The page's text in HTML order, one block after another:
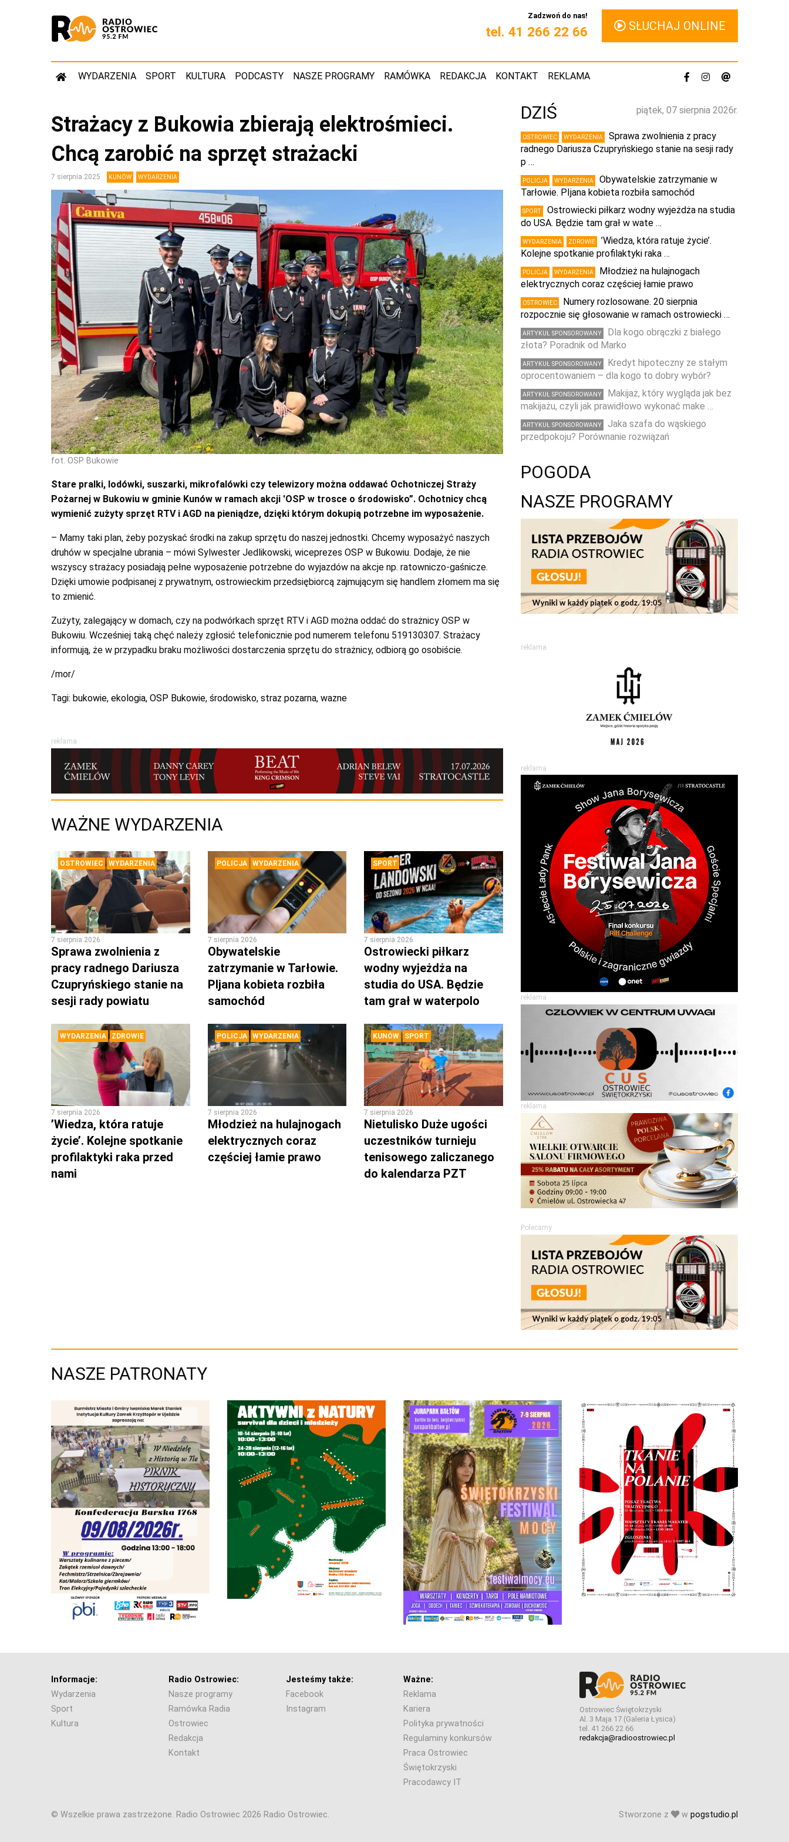
Zadzwoń do nas!
tel. 41 266 22 66 SŁUCHAJ ONLINE
WYDARZENIA SPORT KULTURA PODCASTY NASZE PROGRAMY RAMÓWKA REDAKCJA KONTAKT REKLAMA
Strażacy z Bukowia zbierają elektrośmieci.
Chcą zarobić na sprzęt strażacki
7 sierpnia 2025 KUNÓW WYDARZENIA
fot. OSP Bukowie
Stare pralki, lodówki, suszarki, mikrofalówki czy telewizory można oddawać Ochotniczej Straży
Pożarnej w Bukowiu w gminie Kunów w ramach akcji 'OSP w trosce o środowisko”. Ochotnicy chcą
wymienić zużyty sprzęt RTV i AGD na pieniądze, dzięki którym dokupią potrzebne im wyposażenie.
– Mamy taki plan, żeby pozyskać środki na zakup sprzętu do naszej jednostki. Chcemy wyposażyć naszych
druhów w specjalne ubrania – mówi Sylwester Jedlikowski, wiceprezes OSP w Bukowiu. Dodaje, że nie
wszyscy strażacy posiadają pełne wyposażenie potrzebne do wyjazdów na akcje np. ratowniczo-gaśnicze.
Dzięki umowie podpisanej z prywatnym, ostrowieckim przedsiębiorcą zajmującym się handlem złomem ma się
to zmienić.
Zużyty, zalegający w domach, czy na podwórkach sprzęt RTV i AGD można oddać do strażnicy OSP w
Bukowiu. Wcześniej taką chęć należy zgłosić telefonicznie pod numerem telefonu 519130307. Strażacy
informują, że w przypadku braku możliwości dostarczenia sprzętu do strażnicy, odbiorą go osobiście.
/mor/
Tagi: bukowie, ekologia, OSP Bukowie, środowisko, straz pozarna, wazne
reklama
WAŻNE WYDARZENIA
OSTROWIEC WYDARZENIA
7 sierpnia 2026
Sprawa zwolnienia z
pracy radnego Dariusza
Czupryńskiego stanie na
sesji rady powiatu
POLICJA WYDARZENIA
7 sierpnia 2026
Obywatelskie
zatrzymanie w Tarłowie.
PIjana kobieta rozbiła
samochód
SPORT
7 sierpnia 2026
Ostrowiecki piłkarz
wodny wyjeżdża na
studia do USA. Będzie
tam grał w waterpolo
WYDARZENIA ZDROWIE
7 sierpnia 2026
’Wiedza, która ratuje
życie’. Kolejne spotkanie
profilaktyki raka przed
nami
POLICJA WYDARZENIA
7 sierpnia 2026
Młodzież na hulajnogach
elektrycznych coraz
częściej łamie prawo
KUNÓW SPORT
7 sierpnia 2026
Nietulisko Duże ugości
uczestników turnieju
tenisowego zaliczanego
do kalendarza PZT
piątek, 07 sierpnia 2026r.
DZIŚ
OSTROWIEC WYDARZENIA
Sprawa zwolnienia z pracy
radnego Dariusza Czupryńskiego stanie na sesji rady
p …
POLICJA WYDARZENIA
Obywatelskie zatrzymanie w
Tarłowie. PIjana kobieta rozbiła samochód
SPORT
Ostrowiecki piłkarz wodny wyjeżdża na studia
do USA. Będzie tam grał w wate …
WYDARZENIA ZDROWIE
’Wiedza, która ratuje życie’.
Kolejne spotkanie profilaktyki raka …
POLICJA WYDARZENIA
Młodzież na hulajnogach
elektrycznych coraz częściej łamie prawo
OSTROWIEC
Numery rozlosowane. 20 sierpnia
rozpocznie się głosowanie w ramach ostrowiecki …
ARTYKUŁ SPONSOROWANY
Dla kogo obrączki z białego
złota? Poradnik od Marko
ARTYKUŁ SPONSOROWANY
Kredyt hipoteczny ze stałym
oprocentowaniem – dla kogo to dobry wybór?
ARTYKUŁ SPONSOROWANY
Makijaż, który wygląda jak bez
makijażu, czyli jak prawidłowo wykonać make …
ARTYKUŁ SPONSOROWANY
Jaka szafa do wąskiego
przedpokoju? Porównanie rozwiązań
POGODA
NASZE PROGRAMY
reklama
reklama
reklama
reklama
Polecamy
NASZE PATRONATY
Informacje:
Wydarzenia
Sport
Kultura
Radio Ostrowiec:
Nasze programy
Ramówka Radia
Ostrowiec
Redakcja
Kontakt
Jesteśmy także:
Facebook
Instagram
Ważne:
Reklama
Kariera
Polityka prywatności
Regulaminy konkursów
Praca Ostrowiec
Świętokrzyski
Pracodawcy IT
Ostrowiec Świętokrzyski
Al. 3 Maja 17 (Galeria Łysica)
tel. 41 266 22 66
redakcja@radioostrowiec.pl
© Wszelkie prawa zastrzeżone. Radio Ostrowiec 2026 Radio Ostrowiec. Stworzone z w pogstudio.pl